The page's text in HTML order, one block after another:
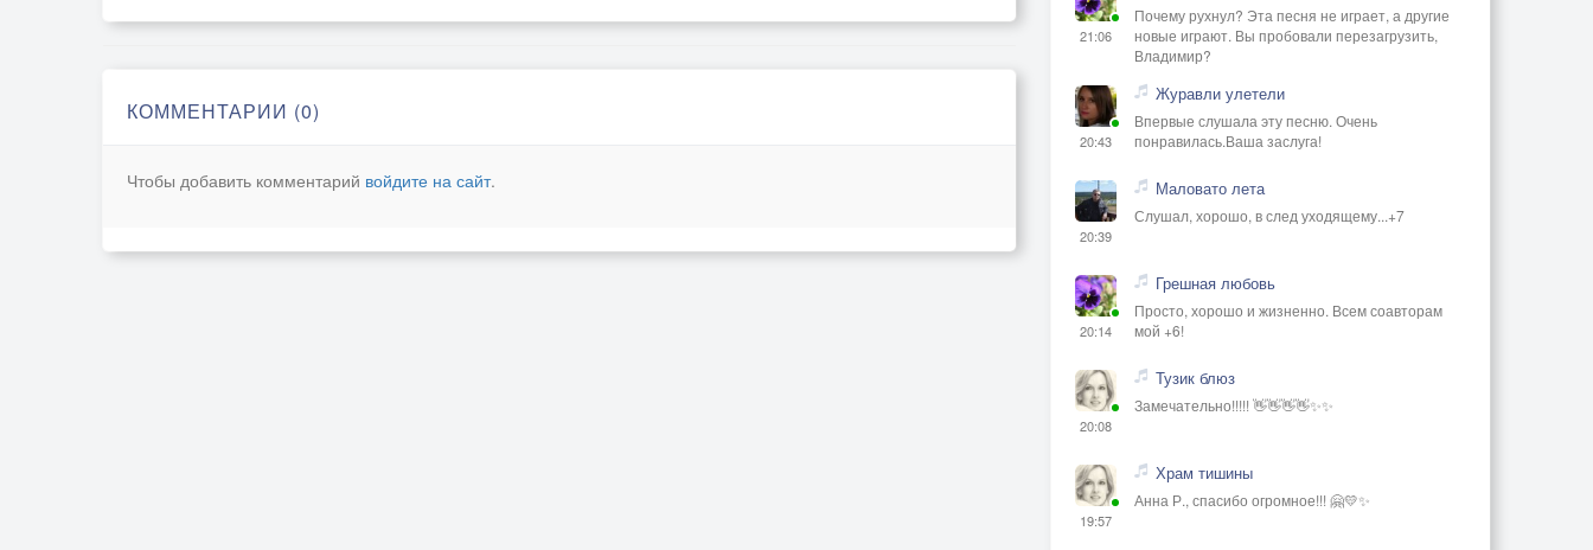
КОММЕНТАРИИ (0)
Чтобы добавить комментарий войдите на сайт.
21:06
Почему рухнул? Эта песня не играет, а другие
новые играют. Вы пробовали перезагрузить,
Владимир?
20:43
Журавли улетели
Впервые слушала эту песню. Очень
понравилась.Ваша заслуга!
20:39
Маловато лета
Слушал, хорошо, в след уходящему...+7
20:14
Грешная любовь
Просто, хорошо и жизненно. Всем соавторам
мой +6!
20:08
Тузик блюз
Замечательно!!!!! 👋👋👋👋✨✨
19:57
Храм тишины
Анна Р., спасибо огромное!!! 🤗💛✨